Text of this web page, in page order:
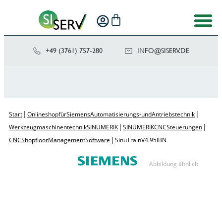
+49 (3761) 757-280 ED.VRE
SIS@OF
NI
Start | Onlineshop für Siemens Automatisierungs- und Antriebstechnik |
Werkzeugmaschinentechnik SINUMERIK | SINUMERIK CNC Steuerungen |
CNC Shopfloor Management Software | SinuTrain V4.95 IBN
Abbildung ähnlich